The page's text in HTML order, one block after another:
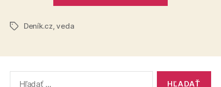
vedcov“
ZnačkyDeník.cz,veda